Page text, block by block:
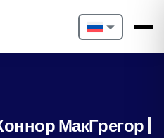
Nederlands
Français
МакГрегор |